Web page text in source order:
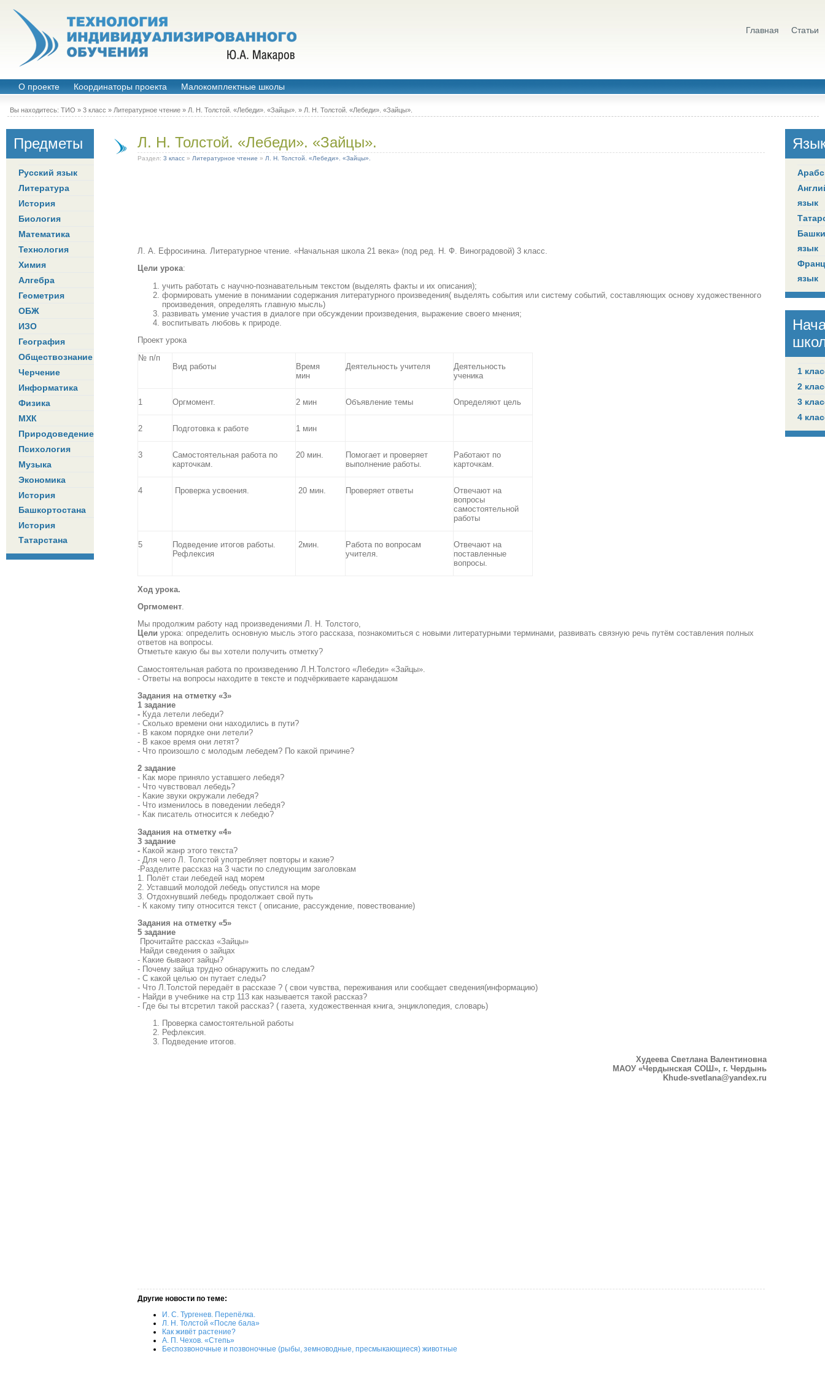
Главная Статьи
О проекте Координаторы проекта Малокомплектные школы
Вы находитесь: ТИО » 3 класс » Литературное чтение » Л. Н. Толстой. «Лебеди». «Зайцы». » Л. Н. Толстой. «Лебеди». «Зайцы».
Предметы
Русский язык
Литература
История
Биология
Математика
Технология
Химия
Алгебра
Геометрия
ОБЖ
ИЗО
География
Обществознание
Черчение
Информатика
Физика
МХК
Природоведение
Психология
Музыка
Экономика
История
Башкортостана
История
Татарстана
Л. Н. Толстой. «Лебеди». «Зайцы».
Раздел: 3 класс » Литературное чтение » Л. Н. Толстой. «Лебеди». «Зайцы».
Л. А. Ефросинина. Литературное чтение. «Начальная школа 21 века» (под ред. Н. Ф. Виноградовой) 3 класс.
Цели урока:
учить работать с научно-познавательным текстом (выделять факты и их описания);
формировать умение в понимании содержания литературного произведения( выделять события или систему событий, составляющих основу художественного
произведения, определять главную мысль)
развивать умение участия в диалоге при обсуждении произведения, выражение своего мнения;
воспитывать любовь к природе.
Проект урока
№ п/п
Вид работы
Время
мин
Деятельность учителя
Деятельность
ученика
1 Оргмомент. 2 мин Объявление темы Определяют цель
2 Подготовка к работе 1 мин
3
Самостоятельная работа по
карточкам.
20 мин.
Помогает и проверяет
выполнение работы.
Работают по
карточкам.
4 Проверка усвоения. 20 мин. Проверяет ответы
Отвечают на
вопросы
самостоятельной
работы
5
Подведение итогов работы.
Рефлексия
2мин.
Работа по вопросам
учителя.
Отвечают на
поставленные
вопросы.
Ход урока.
Оргмомент
Мы продолжим работу над произведениями Л. Н. Толстого,
Цели урока: определить основную мысль этого рассказа, познакомиться с новыми литературными терминами, развивать связную речь путём составления полных
ответов на вопросы.
Отметьте какую бы вы хотели получить отметку?
Самостоятельная работа по произведению Л.Н.Толстого «Лебеди» «Зайцы».
- Ответы на вопросы находите в тексте и подчёркиваете карандашом
Задания на отметку «3»
1 задание
- Куда летели лебеди?
- Сколько времени они находились в пути?
- В каком порядке они летели?
- В какое время они летят?
- Что произошло с молодым лебедем? По какой причине?
2 задание
- Как море приняло уставшего лебедя?
- Что чувствовал лебедь?
- Какие звуки окружали лебедя?
- Что изменилось в поведении лебедя?
- Как писатель относится к лебедю?
Задания на отметку «4»
3 задание
- Какой жанр этого текста?
- Для чего Л. Толстой употребляет повторы и какие?
-Разделите рассказ на 3 части по следующим заголовкам
1. Полёт стаи лебедей над морем
2. Уставший молодой лебедь опустился на море
3. Отдохнувший лебедь продолжает свой путь
- К какому типу относится текст ( описание, рассуждение, повествование)
Задания на отметку «5»
5 задание
Прочитайте рассказ «Зайцы»
Найди сведения о зайцах
- Какие бывают зайцы?
- Почему зайца трудно обнаружить по следам?
- С какой целью он путает следы?
- Что Л.Толстой передаёт в рассказе ? ( свои чувства, переживания или сообщает сведения(информацию)
- Найди в учебнике на стр 113 как называется такой рассказ?
- Где бы ты втсретил такой рассказ? ( газета, художественная книга, энциклопедия, словарь)
Проверка самостоятельной работы
Рефлексия.
Подведение итогов.
Худеева Светлана Валентиновна
МАОУ «Чердынская СОШ», г. Чердынь
Khude-svetlana@yandex.ru
Другие новости по теме:
И. С. Тургенев. Перепёлка.
Л. Н. Толстой «После бала»
Как живёт растение?
А. П. Чехов. «Степь»
Беспозвоночные и позвоночные (рыбы, земноводные, пресмыкающиеся) животные
язык
язык
язык
1
2
3
4